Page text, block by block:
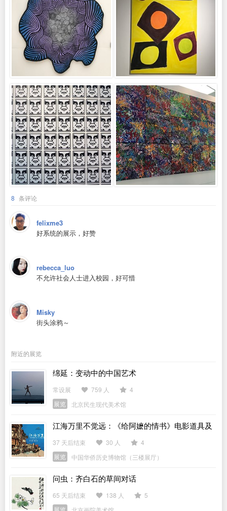
8 条评论
felixme3
好系统的展示，好赞
rebecca_luo
不允许社会人士进入校园，好可惜
Misky
街头涂鸦～
附近的展览
绵延：变动中的中国艺术
常设展 759 人
4
展览
北京民生现代美术馆
江海万里不觉远：《给阿嬷的情书》电影道具及
侨批文物特展
37 天后结束 30 人
4
展览
中国华侨历史博物馆（三楼展厅）
问虫：齐白石的草间对话
65 天后结束 138 人
5